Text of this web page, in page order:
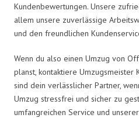
Kundenbewertungen. Unsere
allem unsere zuverlässige
und den freundlichen
Wenn du also einen Umzug von
planst, kontaktiere Umzugsmeister
sind dein verlässlicher Partner,
Umzug stressfrei und sicher zu
umfangreichen Service und